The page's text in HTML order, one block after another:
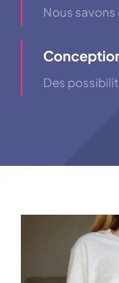
Nous savons
Des